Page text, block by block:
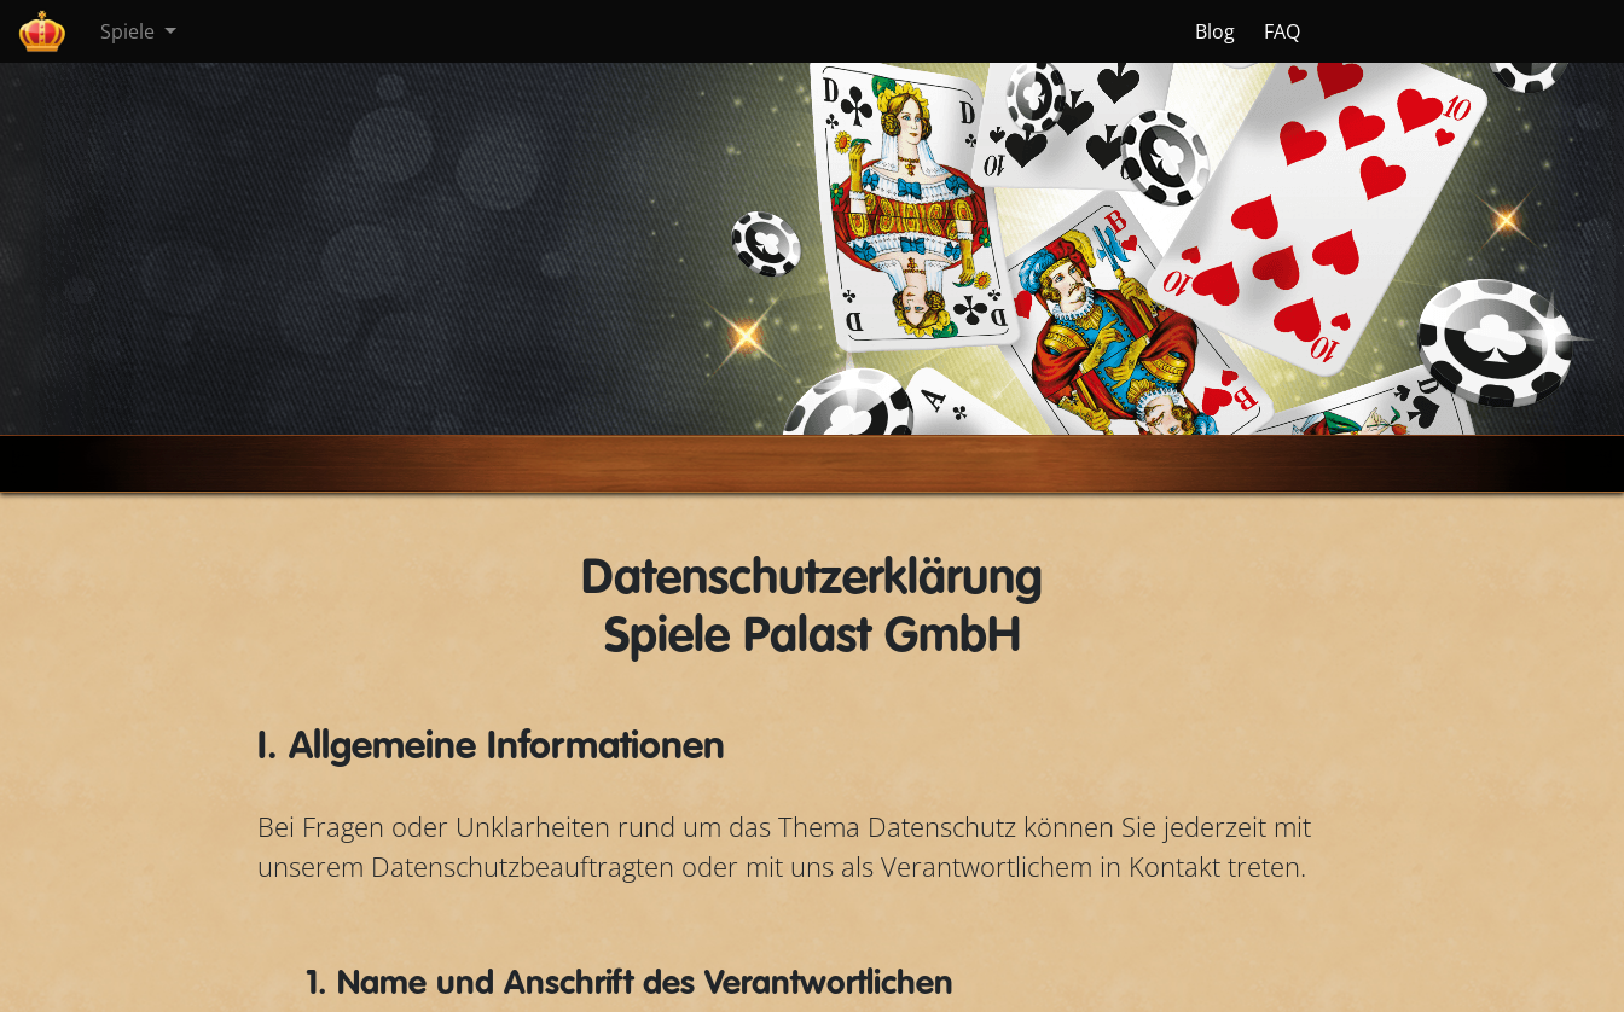
Spiele Blog FAQ
Datenschutzerklärung
Spiele Palast GmbH
I. Allgemeine Informationen
Bei Fragen oder Unklarheiten rund um das Thema Datenschutz können Sie jederzeit mit
unserem Datenschutzbeauftragten oder mit uns als Verantwortlichem in Kontakt treten.
1. Name und Anschrift des Verantwortlichen